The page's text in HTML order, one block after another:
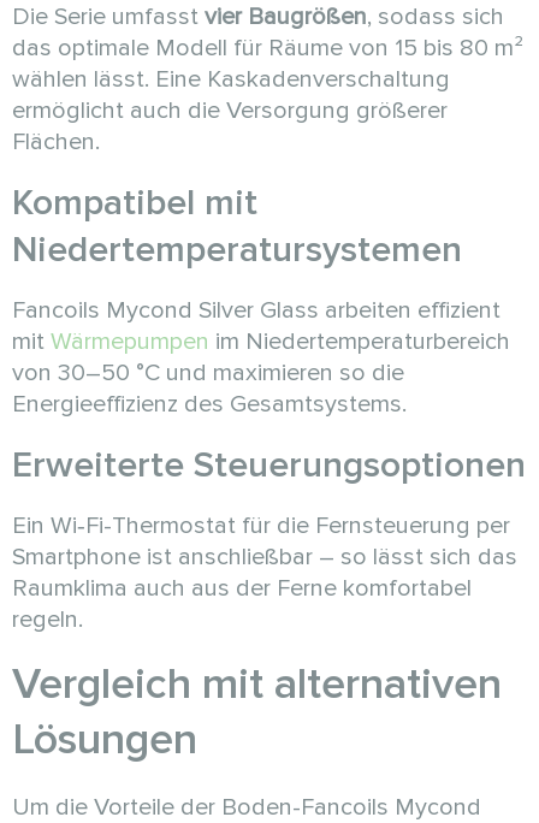
Die Serie umfasst vier Baugrößen, sodass sich
das optimale Modell für Räume von 15 bis 80 m²
wählen lässt. Eine Kaskadenverschaltung
ermöglicht auch die Versorgung größerer
Flächen.
Kompatibel mit
Niedertemperatursystemen
Fancoils Mycond Silver Glass arbeiten effizient
mit Wärmepumpen im Niedertemperaturbereich
von 30–50 °C und maximieren so die
Energieeffizienz des Gesamtsystems.
Erweiterte Steuerungsoptionen
Ein Wi‑Fi-Thermostat für die Fernsteuerung per
Smartphone ist anschließbar – so lässt sich das
Raumklima auch aus der Ferne komfortabel
regeln.
Vergleich mit alternativen
Lösungen
Um die Vorteile der Boden-Fancoils Mycond